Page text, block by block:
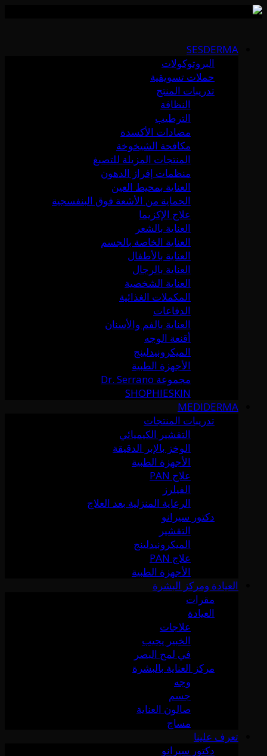
content
SESDERMA
البروتوكولات
حملات تسويقية
تدريبات المنتج
النظافة
الترطيب
مضادات الأكسدة
مكافحة الشيخوخة
المنتجات المزيلة للتصبغ
منظمات إفراز الدهون
العناية بمحيط العين
الحماية من الأشعة فوق البنفسجية
علاج الإكزيما
العناية بالشعر
العناية الخاصة بالجسم
العناية بالأطفال
العناية بالرجال
العناية الشخصية
المكملات الغذائية
الدفاعات
العناية بالفم والأسنان
أقنعة الوجه
الميكرونيدلينج
الأجهزة الطبية
مجموعة Dr. Serrano
SHOPHIESKIN
MEDIDERMA
تدريبات المنتجات
التقشير الكيميائي
الوخز بالإبر الدقيقة
الأجهزة الطبية
علاج PAN
الفيلرز
الرعاية المنزلية بعد العلاج
دكتور سيرانو
التقشير
الميكرونيدلينج
علاج PAN
الأجهزة الطبية
العيادة ومركز البشرة
مقرات
العيادة
علاجات
الخبير يجيب
في لمح البصر
مركز العناية بالبشرة
وجه
جسم
صالون العناية
مساج
تعرف علينا
دكتور سيرانو